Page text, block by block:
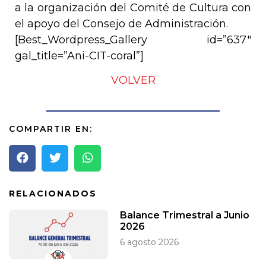
a la organización del Comité de Cultura con
el apoyo del Consejo de Administración.
[Best_Wordpress_Gallery id=”637″
gal_title=”Ani-CIT-coral”]
VOLVER
COMPARTIR EN:
RELACIONADOS
Balance Trimestral a Junio
2026
6 agosto 2026